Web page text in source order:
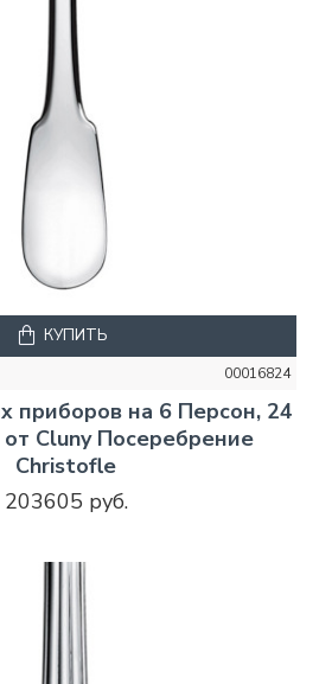
00016824
приборов на 6 Персон, 24
Cluny Посеребрение
Christofle
203605 руб.
КУПИТЬ